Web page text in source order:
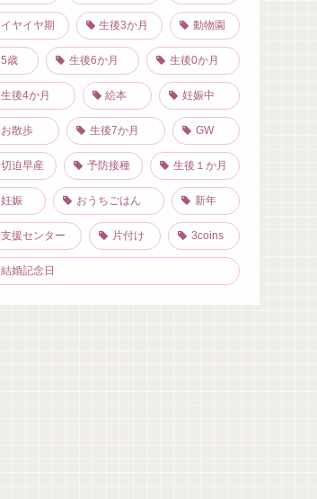
イヤイヤ期 生後3か月 動物園
5歳 生後6か月 生後0か月
生後4か月 絵本 妊娠中
お散歩 生後7か月 GW
切迫早産 予防接種 生後１か月
妊娠 おうちごはん 新年
支援センター 片付け 3coins
結婚記念日